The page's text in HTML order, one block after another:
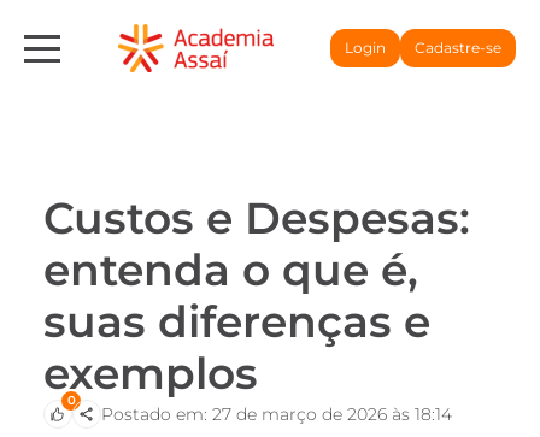
Login Cadastre-se
Custos e Despesas:
entenda o que é,
suas diferenças e
exemplos
0
Postado em: 27 de março de 2026 às 18:14